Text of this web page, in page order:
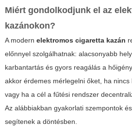
Miért gondolkodjunk el az
kazánokon?
A modern elektromos cigaretta kazán
előnnyel szolgálhatnak: alacsonyabb
karbantartás és gyors reagálás a
akkor érdemes mérlegelni őket, ha
vagy ha a cél a fűtési rendszer
Az alábbiakban gyakorlati szempontok
segítenek a döntésben.